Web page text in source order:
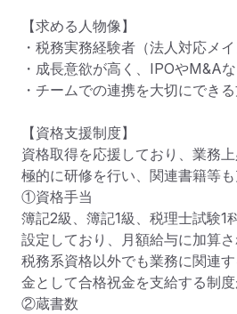
【求める人物像】
・税務実務経験者（法人対応メイ
・成長意欲が高く、IPOやM&A
・チームでの連携を大切にでき
【資格支援制度】
資格取得を応援しており、業務
極的に研修を行い、関連書籍等も
①資格手当
簿記2級、簿記1級、税理士試験1
設定しており、月額給与に加算
税務系資格以外でも業務に関連
金として合格祝金を支給する制度
②蔵書数